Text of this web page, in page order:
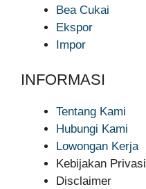
Bea Cukai
Ekspor
Impor
INFORMASI
Tentang Kami
Hubungi Kami
Lowongan Kerja
Kebijakan Privasi
Disclaimer